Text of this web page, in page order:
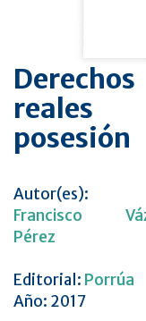
Derechos
posesión
Autor(es):
Francisco
Pérez
Editorial: Porrúa
Año: 2017